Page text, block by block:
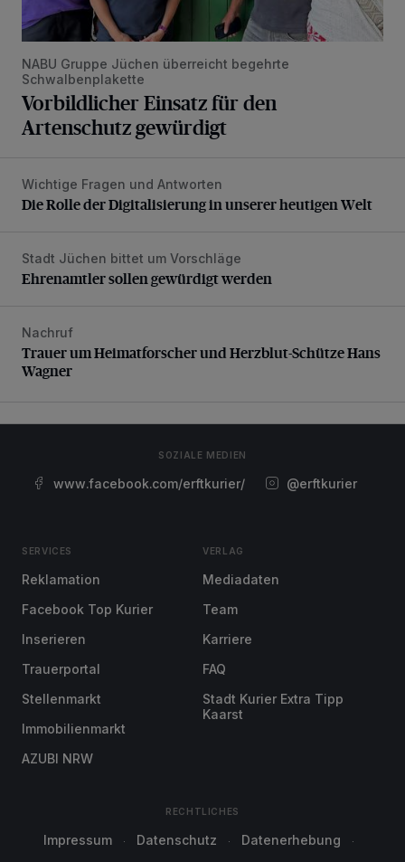
NABU Gruppe Jüchen überreicht begehrte
Schwalbenplakette
Vorbildlicher Einsatz für den
Artenschutz gewürdigt
Die Rolle der Digitalisierung in unserer heutigen Welt
Wichtige Fragen und Antworten
Die Rolle der Digitalisierung in unserer heutigen Welt
Ehrenamtler sollen gewürdigt werden
Stadt Jüchen bittet um Vorschläge
Ehrenamtler sollen gewürdigt werden
Trauer um Heimatforscher und Herzblut-Schütze Hans
Nachruf
Trauer um Heimatforscher und Herzblut-Schütze Hans
Wagner
SOZIALE MEDIEN
www.facebook.com/erftkurier/ @erftkurier
SERVICES
Reklamation
Facebook Top Kurier
Inserieren
Trauerportal
Stellenmarkt
Immobilienmarkt
AZUBI NRW
VERLAG
Mediadaten
Team
Karriere
FAQ
Stadt Kurier Extra Tipp
Kaarst
RECHTLICHES
Impressum Datenschutz Datenerhebung